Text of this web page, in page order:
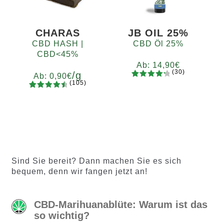
Kundenb
Kundenb
ewertung
CHARAS
CBD HASH |
CBD<45%
Ab:0,90€/g
ewertung
en
(105)
JB OIL 25%
CBD Öl 25%
Ab: 14,90€
gen
(30)
Sind Sie bereit? Dann machen Sie es sich
bequem, denn wir fangen jetzt an!
CBD-Marihuanablüte: Warum ist das
so wichtig?